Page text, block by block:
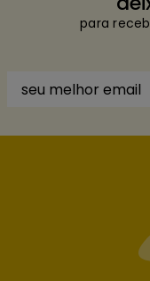
para